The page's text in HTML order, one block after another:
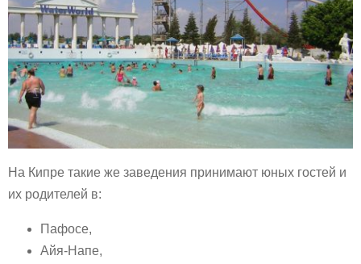
На Кипре такие же заведения принимают юных гостей и
их родителей в:
Пафосе,
Айя-Напе,